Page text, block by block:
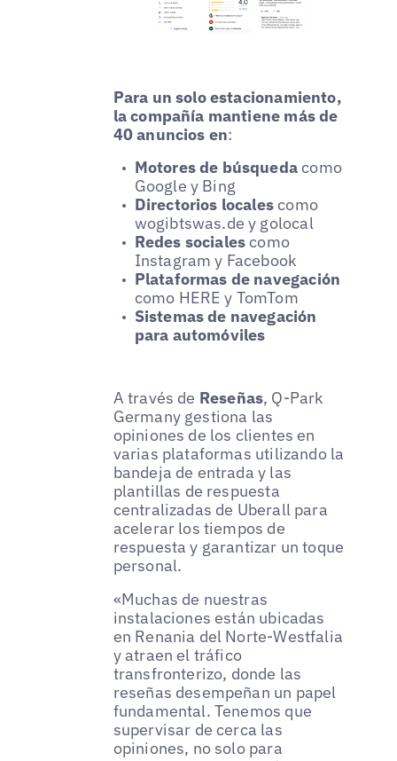
Para un solo estacionamiento,
la compañía mantiene más de
40 anuncios en:
Motores de búsquedacomo
Google y Bing
Directorios localescomo
wogibtswas.de y golocal
Redes socialescomo
Instagram y Facebook
Plataformas de navegación
como HERE y TomTom
Sistemas de navegación
para automóviles
A través de Reseñas, Q-Park
Germany gestiona las
opiniones de los clientes en
varias plataformas utilizando la
bandeja de entrada y las
plantillas de respuesta
centralizadas de Uberall para
acelerar los tiempos de
respuesta y garantizar un toque
personal.
«Muchas de nuestras
instalaciones están ubicadas
en Renania del Norte-Westfalia
y atraen el tráfico
transfronterizo, donde las
reseñas desempeñan un papel
fundamental. Tenemos que
supervisar de cerca las
opiniones, no solo para